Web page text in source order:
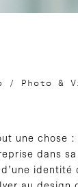
/ Photo &
une chose
dans